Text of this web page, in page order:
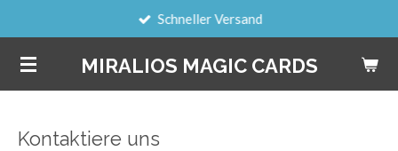
springen
MIRALIOS MAGIC CARDS
Schneller Versand
Kontaktiere uns